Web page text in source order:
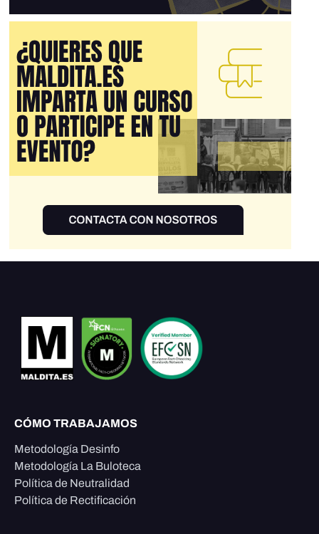
CÓMO TRABAJAMOS
Metodología Desinfo
Metodología La Buloteca
Política de Neutralidad
Política de Rectificación